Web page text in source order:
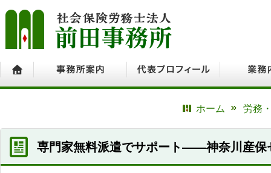
ホーム
労務
専門家無料派遣でサポート――神奈川産保